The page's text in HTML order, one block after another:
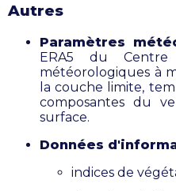
Autres
Paramètres
ERA5 du
météorologiques à
la couche limite,
composantes du
surface.
Données
indices de